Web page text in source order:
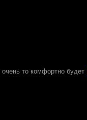
то комфортно будет